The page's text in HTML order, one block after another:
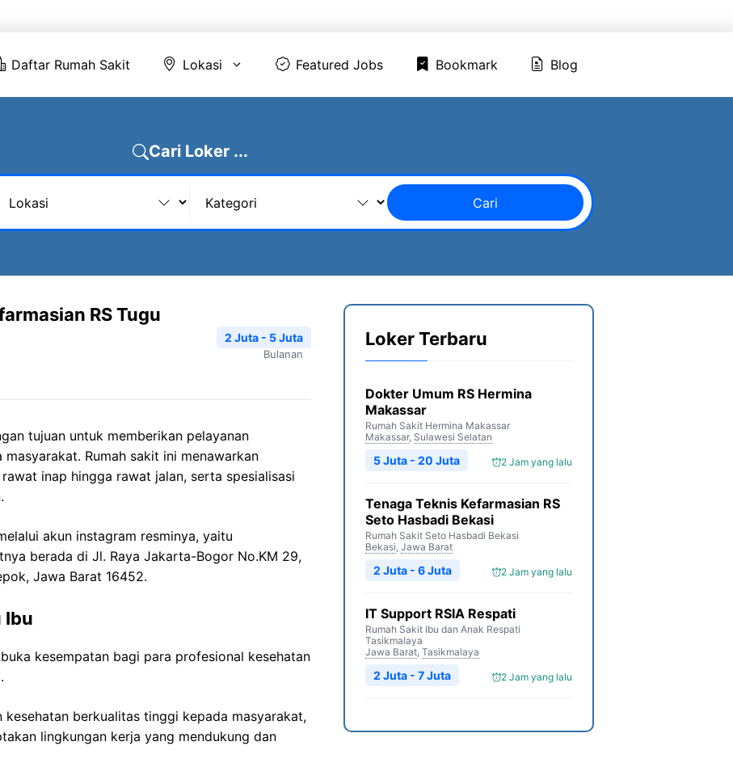
Daftar Rumah Sakit Lokasi Featured Jobs Bookmark Blog
Cari Loker ...
Cari
RS Tugu
2 Juta - 5 Juta
Bulanan
tujuan untuk memberikan pelayanan
Rumah sakit ini menawarkan
inap hingga rawat jalan, serta spesialisasi
akun instagram resminya, yaitu
berada di Jl. Raya Jakarta-Bogor No.KM 29,
Jawa Barat 16452.
Ibu
kesempatan bagi para profesional kesehatan
kesehatan berkualitas tinggi kepada masyarakat,
lingkungan kerja yang mendukung dan
Loker Terbaru
Dokter Umum RS Hermina
Makassar
Rumah Sakit Hermina Makassar
Makassar, Sulawesi Selatan
2 Jam yang lalu
5 Juta - 20 Juta
Tenaga Teknis Kefarmasian RS
Seto Hasbadi Bekasi
Rumah Sakit Seto Hasbadi Bekasi
Bekasi, Jawa Barat
2 Jam yang lalu
2 Juta - 6 Juta
IT Support RSIA Respati
Rumah Sakit Ibu dan Anak Respati
Tasikmalaya
Jawa Barat, Tasikmalaya
2 Jam yang lalu
2 Juta - 7 Juta